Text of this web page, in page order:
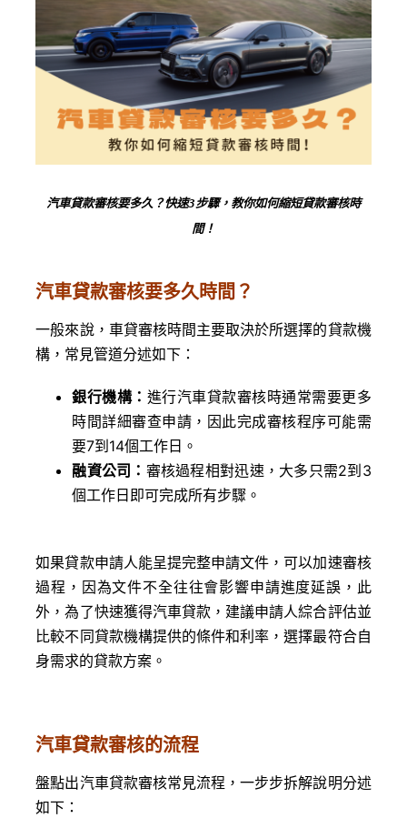
汽車貸款審核要多久？快速3步驟，教你如何縮短貸款審核時
間！
汽車貸款審核要多久時間？
一般來說，車貸審核時間主要取決於所選擇的貸款機
構，常見管道分述如下：
銀行機構： 進行汽車貸款審核時通常需要更多
時間詳細審查申請，因此完成審核程序可能需
要7到14個工作日。
融資公司： 審核過程相對迅速，大多只需2到3
個工作日即可完成所有步驟。
如果貸款申請人能呈提完整申請文件，可以加速審核
過程，因為文件不全往往會影響申請進度延誤，此
外，為了快速獲得汽車貸款，建議申請人綜合評估並
比較不同貸款機構提供的條件和利率，選擇最符合自
身需求的貸款方案。
汽車貸款審核的流程
盤點出汽車貸款審核常見流程，一步步拆解說明分述
如下：